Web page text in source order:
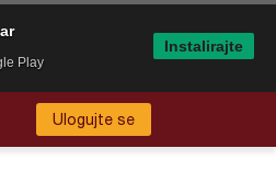
Ulogujte se
Play
Instalirajte